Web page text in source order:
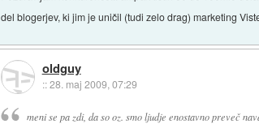
del blogerjev, ki jim je uničil (tudi zelo drag) marketing
oldguy
::28. maj 2009, 07:29
meni se pa zdi, da so oz. smo ljudje enostavno preveč